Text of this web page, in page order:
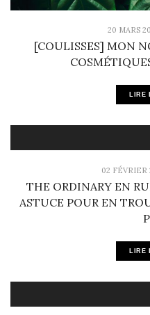
20 MARS
[COULISSES] MON
LIRE
02 FÉVRIER
THE ORDINARY EN
ASTUCE POUR EN
LIRE